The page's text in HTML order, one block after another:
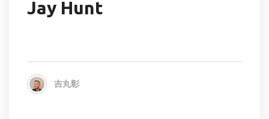
Jay Hunt
吉丸彰